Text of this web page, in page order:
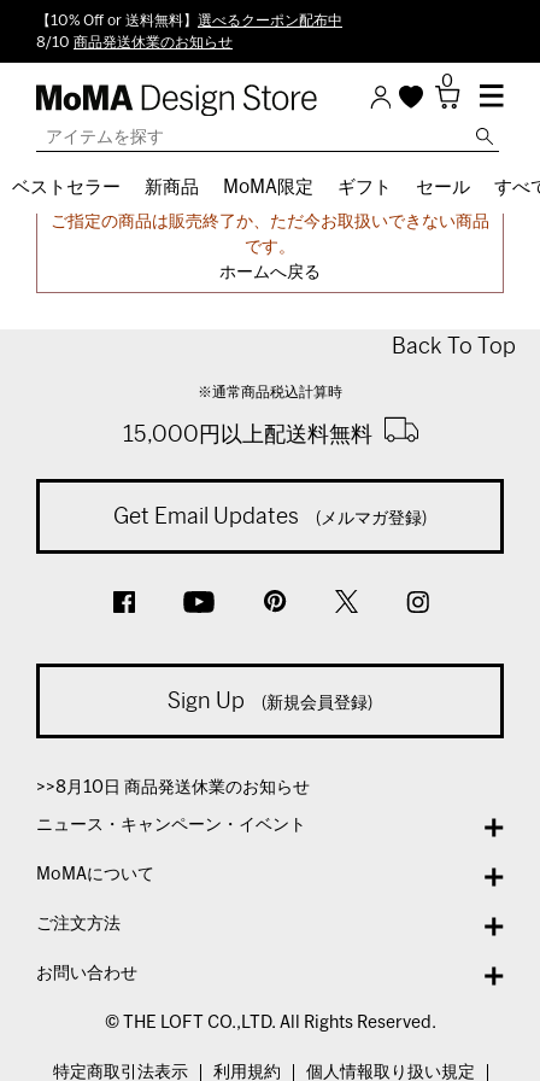
【10% Off or 送料無料】 選べるクーポン配布中
8/10 商品発送休業のお知らせ
0
ベストセラー 新商品 MoMA限定 ギフト セール すべ
申し訳ございません。
ご指定の商品は販売終了か、ただ今お取扱いできない商品
です。
ホームへ戻る
Back To Top
※通常商品税込計算時
15,000円以上配送料無料
Get Email Updates (メルマガ登録)
Sign Up (新規会員登録)
>>8月10日 商品発送休業のお知らせ
ニュース・キャンペーン・イベント
MoMAについて
ご注文方法
お問い合わせ
© THE LOFT CO.,LTD. All Rights Reserved.
特定商取引法表示 利用規約 個人情報取り扱い規定